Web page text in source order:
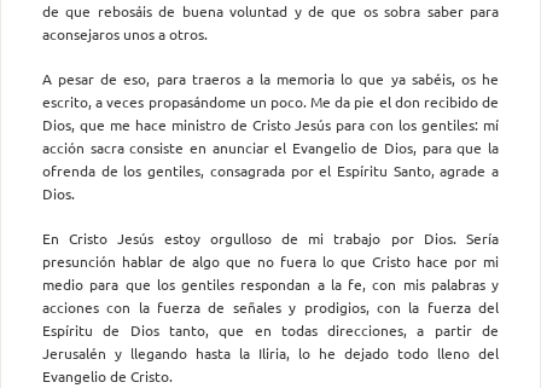
de que rebosáis de buena voluntad y de que os sobra saber para
aconsejaros unos a otros.
A pesar de eso, para traeros a la memoria lo que ya sabéis, os he
escrito, a veces propasándome un poco. Me da pie el don recibido de
Dios, que me hace ministro de Cristo Jesús para con los gentiles: mí
acción sacra consiste en anunciar el Evangelio de Dios, para que la
ofrenda de los gentiles, consagrada por el Espíritu Santo, agrade a
Dios.
En Cristo Jesús estoy orgulloso de mi trabajo por Dios. Sería
presunción hablar de algo que no fuera lo que Cristo hace por mi
medio para que los gentiles respondan a la fe, con mis palabras y
acciones con la fuerza de señales y prodigios, con la fuerza del
Espíritu de Dios tanto, que en todas direcciones, a partir de
Jerusalén y llegando hasta la Iliria, lo he dejado todo lleno del
Evangelio de Cristo.